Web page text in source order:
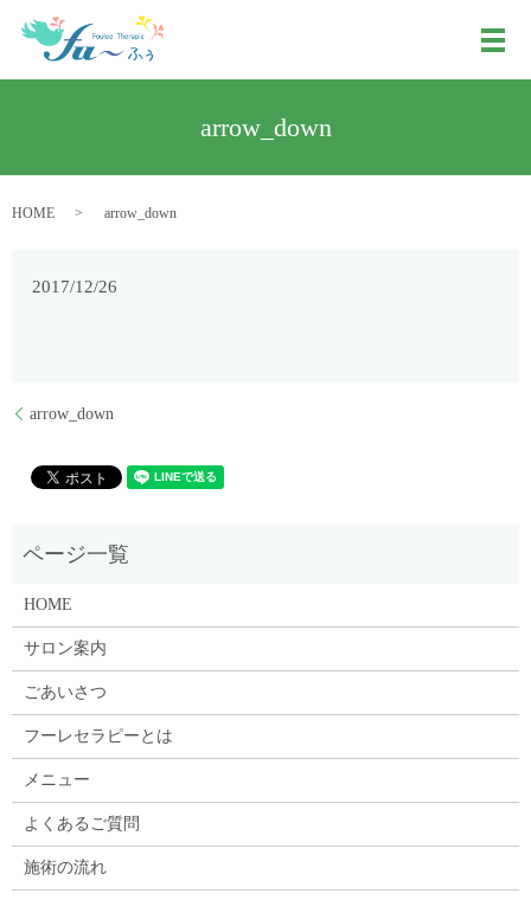
メ
arrow_down
HOME arrow_down
2017/12/26
arrow_down
HOME
サロン案内
ごあいさつ
フーレセラピーとは
メニュー
よくあるご質問
施術の流れ